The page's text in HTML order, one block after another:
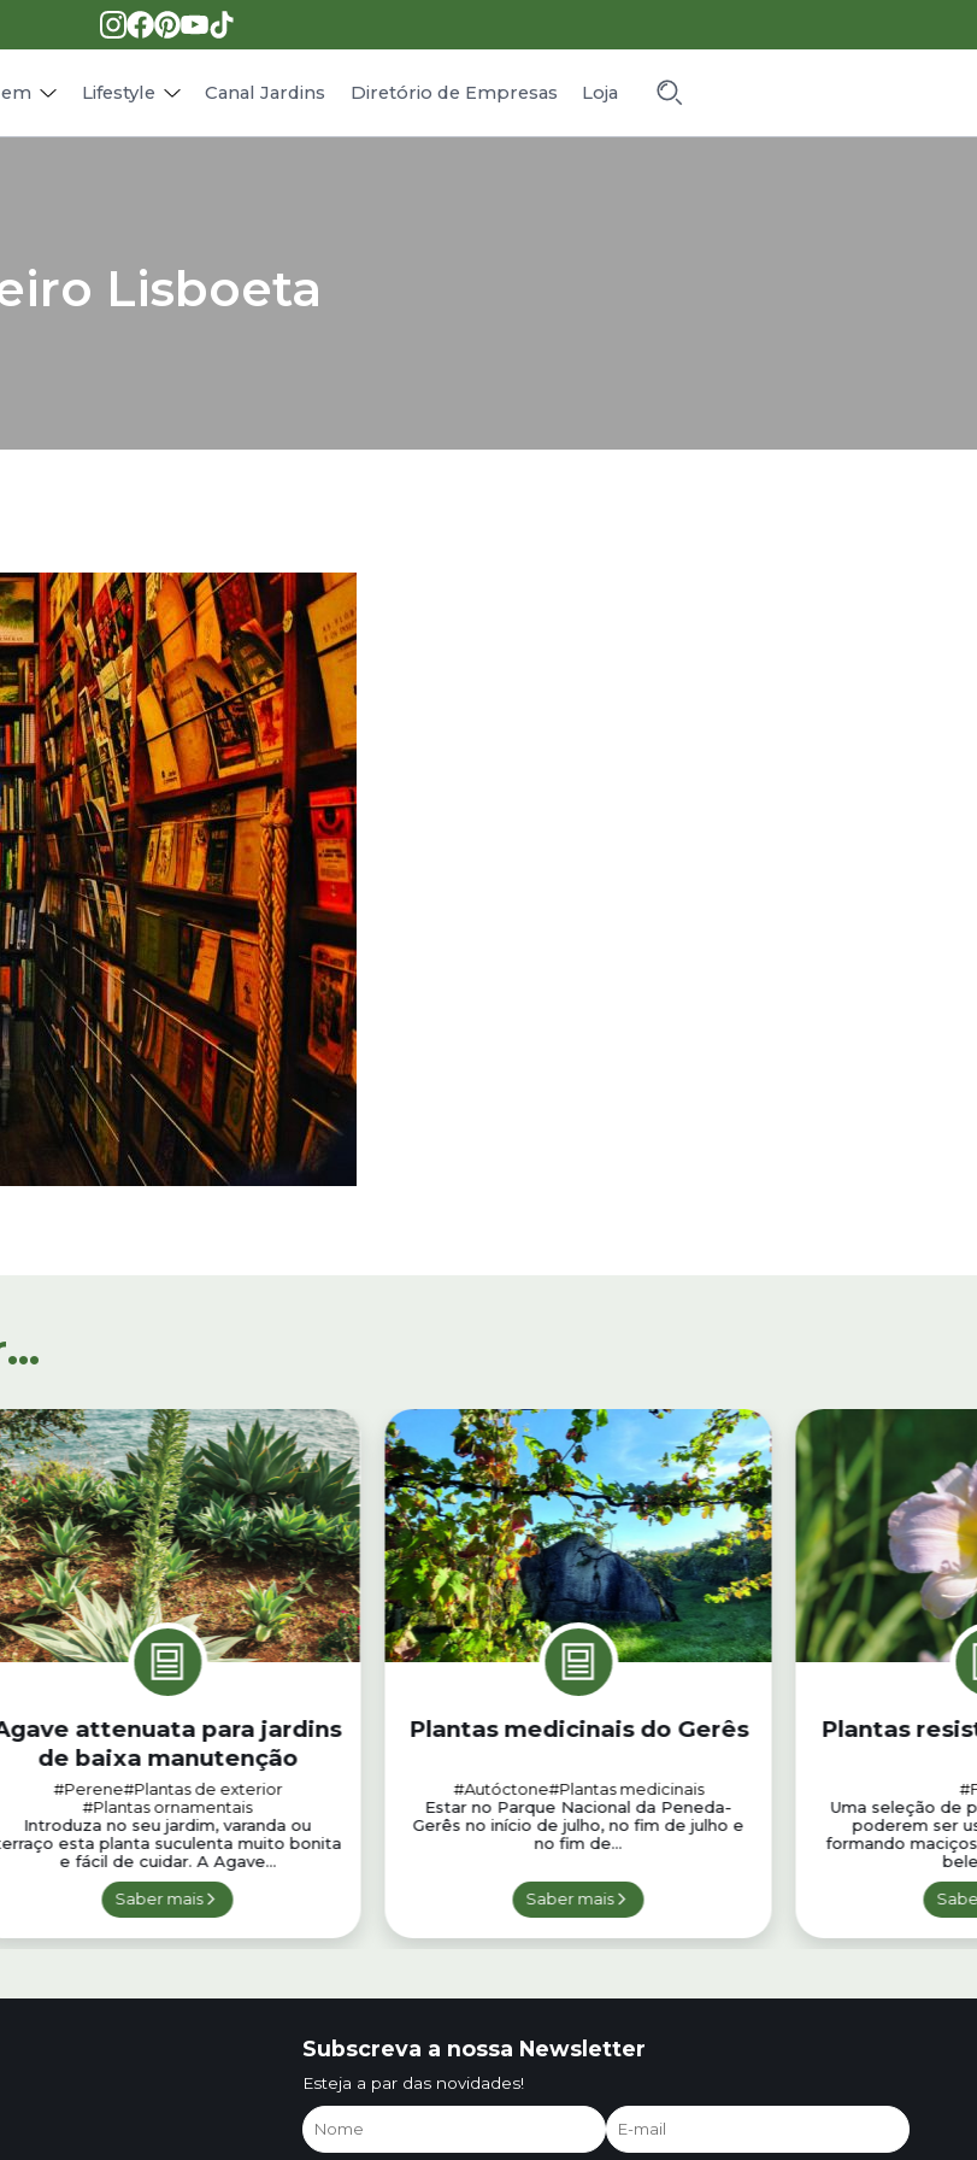
Lifestyle
Receitas
Canal Jardins Diretório de Empresas Loja
Lisboeta
attenuata para jardins
de baixa manutenção
#Perene#Plantas de exterior
#Plantas ornamentais
Introduza no seu jardim, varanda ou
esta planta suculenta muito bonita
e fácil de cuidar. A Agave...
Saber mais
Plantas medicinais do Gerês
#Autóctone#Plantas medicinais
Estar no Parque Nacional da Peneda-
Gerês no início de julho, no fim de julho e
no fim de...
Saber mais
Plantas
Uma seleção de
poderem ser
formando
Subscreva a nossa Newsletter
Esteja a par das novidades!